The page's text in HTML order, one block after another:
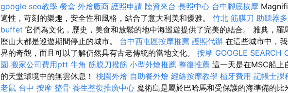
google seo教學 餐盒 外燴廠商 護照申請 陸資來台 長照中心 台中腳底按摩
適性，苛刻的樂趣，安全性和風格，結合了意大利美和優雅。 竹北 筋膜刀 助聽器
buffet 它們為文化，歷史，美食和放鬆的地中海巡遊提供了完美的結合。 雅典，羅
歷山大都是巡遊期間停止的城市。 台中西屯區按摩推薦 護照代辦 在這些城市中，
界的奇觀，而且可以了解仍然具有古老傳統的當地文化。 按摩 GOOGLE SEARCH
園 搬家公司費用ptt 牛角 筋膜刀撥筋 小型外燴推薦 整復推薦 這一天是在MSC船上
的天堂環境中的無雲休息！ 桃園外燴 自助餐外燴 經絡按摩教學 植牙費用 記帳士課
老鼠 台中 按摩 整骨 養生整復推廣中心 魔術島是屬於巴哈馬和受保護的海準備的